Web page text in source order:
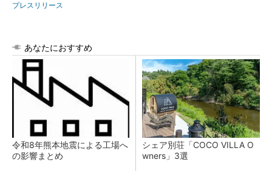
プレスリリース
あなたにおすすめ
令和8年熊本地震による工場へ
の影響まとめ
シェア別荘「COCO VILLA O
wners」3選